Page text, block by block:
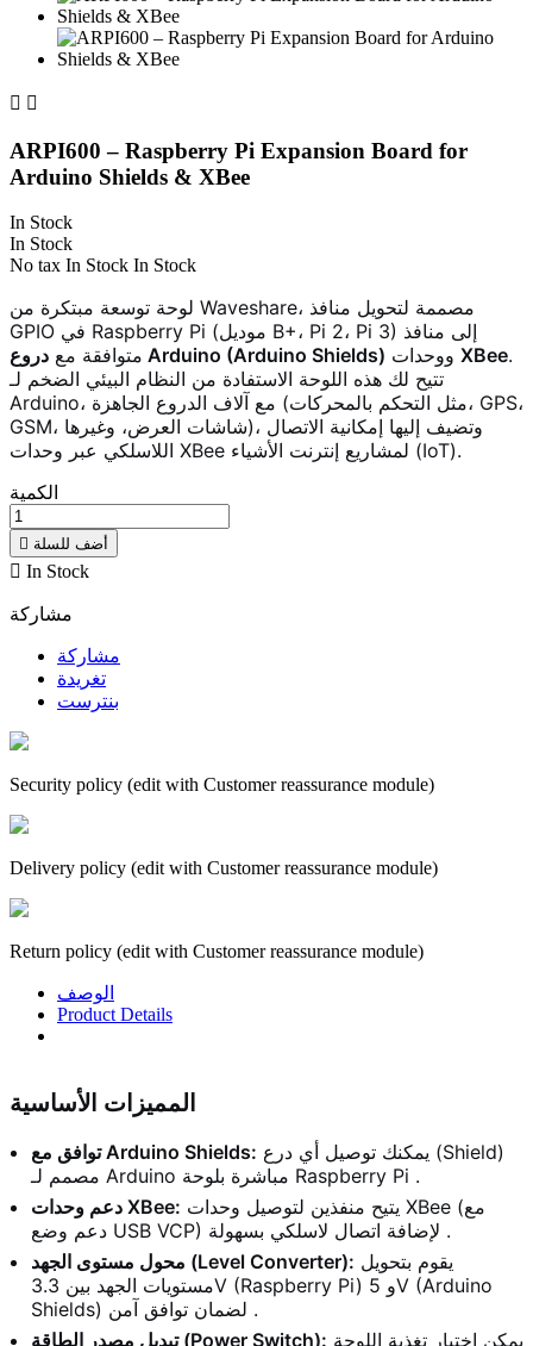
 
ARPI600 – Raspberry Pi Expansion Board for
Arduino Shields & XBee
In Stock
In Stock
No tax In Stock In Stock
لوحة توسعة مبتكرة من Waveshare، مصممة لتحويل منافذ
GPIO في Raspberry Pi (موديل B+، Pi 2، Pi 3) إلى منافذ
متوافقة مع دروع Arduino (Arduino Shields) XBee.
تتيح لك هذه اللوحة الاستفادة من النظام البيئي الضخم لـ
Arduino، مع آلاف الدروع الجاهزة (مثل التحكم بالمحركات، GPS،
GSM، شاشات العرض، وغيرها)، وتضيف إليها إمكانية الاتصال
اللاسلكي عبر وحدات XBee لمشاريع إنترنت الأشياء (IoT).
الكمية
 أضف للسلة
 In Stock
مشاركة
مشاركة
تغريدة
بنترست
Security policy (edit with Customer reassurance module)
Delivery policy (edit with Customer reassurance module)
Return policy (edit with Customer reassurance module)
الوصف
Product Details
المميزات الأساسية
توافق مع Arduino Shields:
مصمم لـ Arduino مباشرة بلوحة Raspberry Pi .
دعم وحدات XBee:
دعم وضع USB VCP) لإضافة اتصال لاسلكي بسهولة .
محول مستوى الجهد (Level Converter):
مستويات الجهد بين 3.3V (Raspberry Pi) و 5V (Arduino
Shields) لضمان توافق آمن .
تبديل مصدر الطاقة (Power Switch):